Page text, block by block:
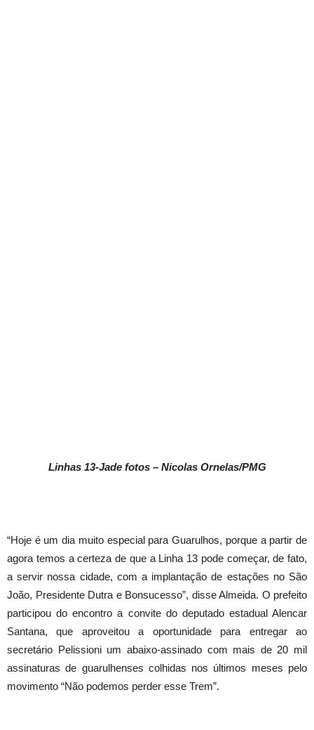
Linhas 13-Jade fotos – Nicolas Ornelas/PMG
“Hoje é um dia muito especial para Guarulhos, porque a partir de
agora temos a certeza de que a Linha 13 pode começar, de fato,
a servir nossa cidade, com a implantação de estações no São
João, Presidente Dutra e Bonsucesso”, disse Almeida. O prefeito
participou do encontro a convite do deputado estadual Alencar
Santana, que aproveitou a oportunidade para entregar ao
secretário Pelissioni um abaixo-assinado com mais de 20 mil
assinaturas de guarulhenses colhidas nos últimos meses pelo
movimento “Não podemos perder esse Trem”.